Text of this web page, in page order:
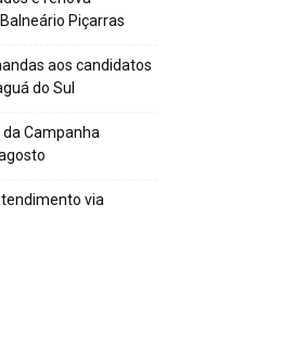
Piçarras
aos candidatos
do Sul
da Campanha
via